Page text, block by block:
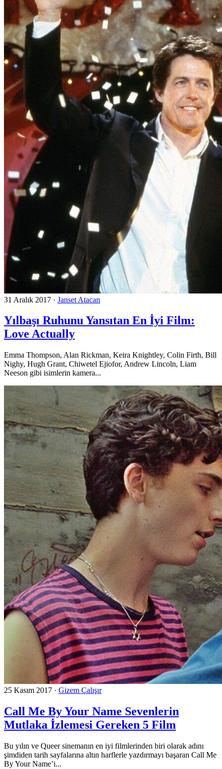
31 Aralık 2017 · Janset Atacan
Yılbaşı Ruhunu Yansıtan En İyi Film:
Love Actually
Emma Thompson, Alan Rickman, Keira Knightley, Colin Firth, Bill
Nighy, Hugh Grant, Chiwetel Ejiofor, Andrew Lincoln, Liam
Neeson gibi isimlerin kamera...
25 Kasım 2017 · Gizem Çalışır
Call Me By Your Name Sevenlerin
Mutlaka İzlemesi Gereken 5 Film
Bu yılın ve Queer sinemanın en iyi filmlerinden biri olarak adını
şimdiden tarih sayfalarına altın harflerle yazdırmayı başaran Call Me
By Your Name’i...